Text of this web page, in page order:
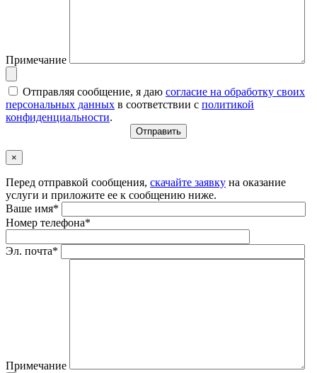
Примечание
Отправляя сообщение, я даю согласие на обработку своих
персональных данных в соответствии с политикой
конфиденциальности.
×
Перед отправкой сообщения, скачайте заявку на оказание
услуги и приложите ее к сообщению ниже.
Ваше имя*
Номер телефона*
Эл. почта*
Примечание